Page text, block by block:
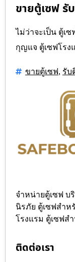
ขายตู้เซฟ รั
ไม่ว่าจะเป็น ตู้เ
กุญแจ ตู้เซฟโรง
ขายตู้เซฟ, รับ
จำหน่ายตู้เซฟ บ
นิรภัย ตู้เซฟสำห
โรงแรม ตู้เซฟส
ติดต่อเรา